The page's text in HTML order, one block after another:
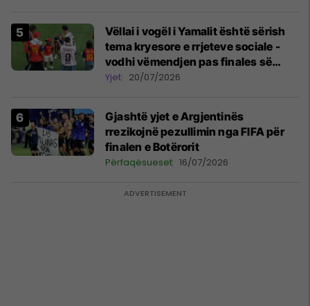
Vëllai i vogël i Yamalit është sërish
tema kryesore e rrjeteve sociale -
vodhi vëmendjen pas finales së
Kupës së Botës
Yjet 20/07/2026
Gjashtë yjet e Argjentinës
rrezikojnë pezullimin nga FIFA për
finalen e Botërorit
Përfaqësueset 16/07/2026